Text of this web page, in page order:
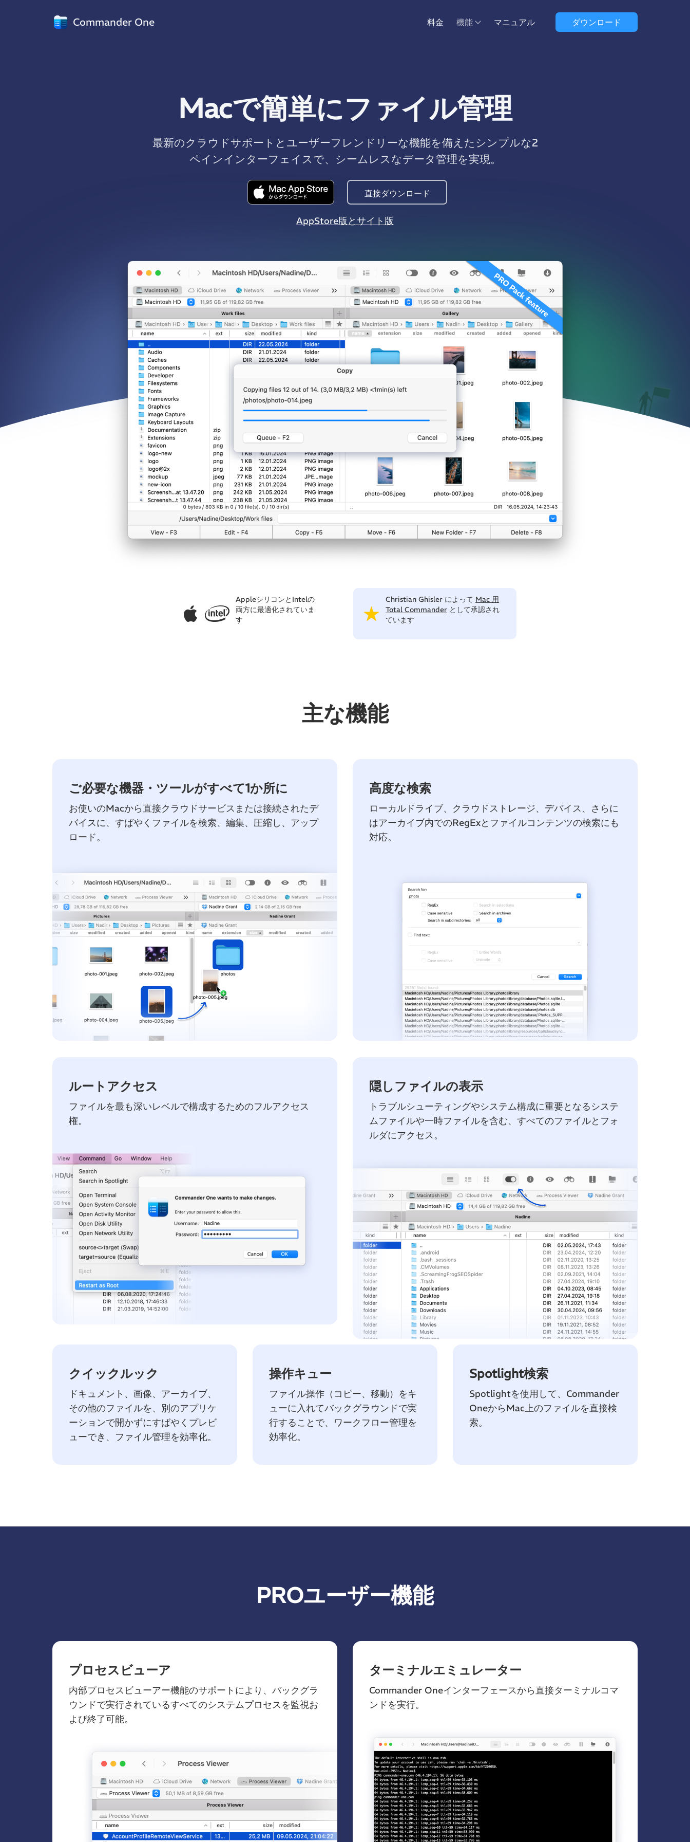
Commander One 料金 機能 マニュアル ダウンロード
Macで簡単にファイル管理
最新のクラウドサポートとユーザーフレンドリーな機能を備えたシンプルな2
ペインインターフェイスで、シームレスなデータ管理を実現。
直接ダウンロード
AppStore版とサイト版
AppleシリコンとIntelの
両方に最適化されていま
す
Christian Ghisler によって Mac 用
Total Commander として承認され
ています
主な機能
ご必要な機器・ツールがすべて1か所に
お使いのMacから直接クラウドサービスまたは接続されたデ
バイスに、すばやくファイルを検索、編集、圧縮し、アップ
ロード。
高度な検索
ローカルドライブ、クラウドストレージ、デバイス、さらに
はアーカイブ内でのRegExとファイルコンテンツの検索にも
対応。
ルートアクセス
ファイルを最も深いレベルで構成するためのフルアクセス
権。
隠しファイルの表示
トラブルシューティングやシステム構成に重要となるシステ
ムファイルや一時ファイルを含む、すべてのファイルとフォ
ルダにアクセス。
クイックルック
ドキュメント、画像、アーカイブ、
その他のファイルを、別のアプリケ
ーションで開かずにすばやくプレビ
ューでき、ファイル管理を効率化。
操作キュー
ファイル操作（コピー、移動）をキ
ューに入れてバックグラウンドで実
行することで、ワークフロー管理を
効率化。
Spotlight検索
Spotlightを使用して、Commander
OneからMac上のファイルを直接検
索。
PROユーザー機能
プロセスビューア
内部プロセスビューアー機能のサポートにより、バックグラ
ウンドで実行されているすべてのシステムプロセスを監視お
よび終了可能。
ターミナルエミュレーター
Commander Oneインターフェースから直接ターミナルコマ
ンドを実行。